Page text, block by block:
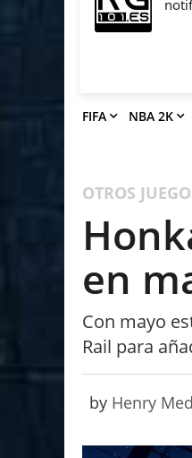
FIFA NBA 2K
OTROS
en
Con mayo
Rail para
by Henry